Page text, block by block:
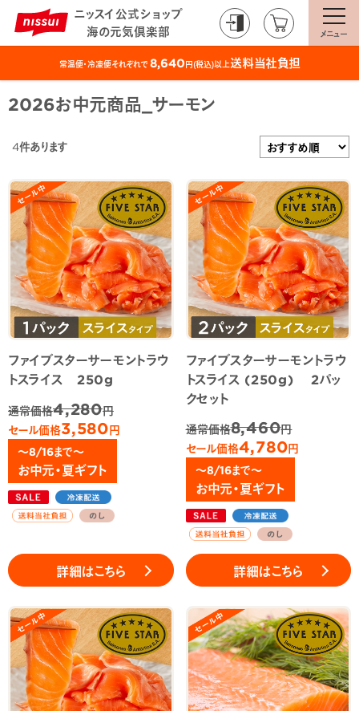
ニッスイ公式ショップ
海の元気倶楽部
メニュー
常温便・冷凍便それぞれで8,640円(税込)以上送料当社負担
2026お中元商品_サーモン
4件あります
ファイブスターサーモントラウ
トスライス 250g
通常価格4,280円
セール価格3,580円
～8/16まで～
お中元・夏ギフト
詳細はこちら
ファイブスターサーモントラウ
トスライス (250g) 2パッ
クセット
通常価格8,460円
セール価格4,780円
～8/16まで～
お中元・夏ギフト
詳細はこちら